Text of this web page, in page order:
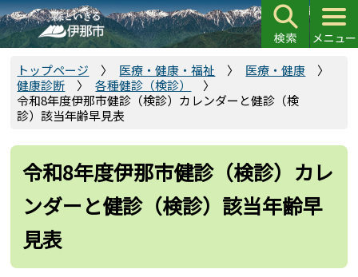
こ
の
ペ
頭
トップページ 医療・健康・福祉
医療・健康
健康診断
各種健診（検診）
令和8年度伊那市健診（検診）カレンダーと健診（検
診）該当年齢早見表
令和8年度伊那市健診（検診）カレ
ンダーと健診（検診）該当年齢早
見表